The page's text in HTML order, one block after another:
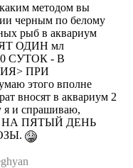
методом вы
черным по белому
рыб в аквариум
ОДИН мл
СУТОК - В
ПРИ
этого вполне
вносят в аквариум 2
и спрашиваю,
ПЯТЫЙ ДЕНЬ